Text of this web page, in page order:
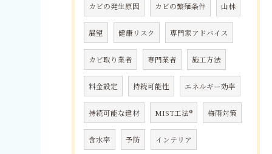
カビの発生原因 カビの繁殖条件 山林
展望 健康リスク 専門家アドバイス
カビ取り業者 専門業者 施工方法
料金設定 持続可能性 エネルギー効率
持続可能な建材 MIST工法® 梅雨対策
含水率 予防 インテリア